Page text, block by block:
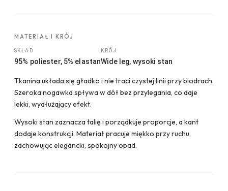
MATERIAŁ I KRÓJ
SKŁAD
95% poliester, 5% elastan
KRÓJ
Wide leg, wysoki stan
Tkanina układa się gładko i nie traci czystej linii przy biodrach.
Szeroka nogawka spływa w dół bez przylegania, co daje
lekki, wydłużający efekt.
Wysoki stan zaznacza talię i porządkuje proporcje, a kant
dodaje konstrukcji. Materiał pracuje miękko przy ruchu,
zachowując elegancki, spokojny opad.